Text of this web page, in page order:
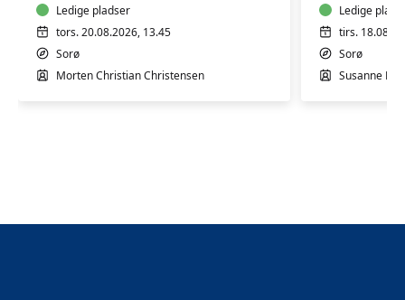
SorøLedige pladser
tors. 20.08.2026, 13.45
Sorø
Morten Christian Christensen
Sorø
Ledige
tirs.
Sorø
Susanne